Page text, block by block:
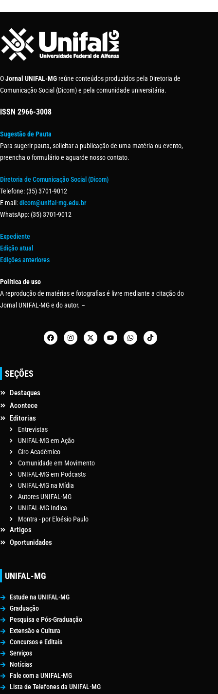
OJornal UNIFAL-MG reúne conteúdos produzidos pela Diretoria de
Comunicação Social (Dicom) e pela comunidade universitária.
ISSN 2966-3008
Sugestão de Pauta
Para sugerir pauta, solicitar a publicação de uma matéria ou evento,
preencha o formulário e aguarde nosso contato.
Diretoria de Comunicação Social (Dicom)
Telefone: (35) 3701-9012
E-mail:dicom@unifal-mg.edu.br
WhatsApp: (35) 3701-9012
Expediente
Edição atual
Edições anteriores
Política de uso
A reprodução de matérias e fotografias é livre mediante a citação do
Jornal UNIFAL-MG e do autor. –
SEÇÕES
Destaques
Acontece
Editorias
Entrevistas
UNIFAL-MG em Ação
Giro Acadêmico
Comunidade em Movimento
UNIFAL-MG em Podcasts
UNIFAL-MG na Mídia
Autores UNIFAL-MG
UNIFAL-MG Indica
Montra - por Eloésio Paulo
Artigos
Oportunidades
UNIFAL-MG
Estude na UNIFAL-MG
Graduação
Pesquisa e Pós-Graduação
Extensão e Cultura
Concursos e Editais
Serviços
Notícias
Fale com a UNIFAL-MG
Lista de Telefones da UNIFAL-MG